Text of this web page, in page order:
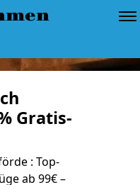
Gratis-
: Top-
ab 99€ –